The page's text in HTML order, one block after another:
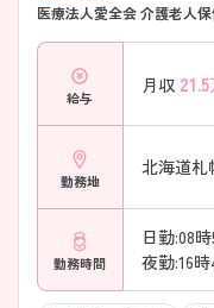
医療法人愛全会 介護老人
給与
月収 21.5
勤務地
北海道札
勤務時間
日勤:08
夜勤:16時